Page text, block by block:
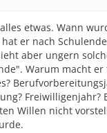
etwas. Wann
er nach
aber ungern
Warum macht
Freiwilligenjahr?
Willen nicht